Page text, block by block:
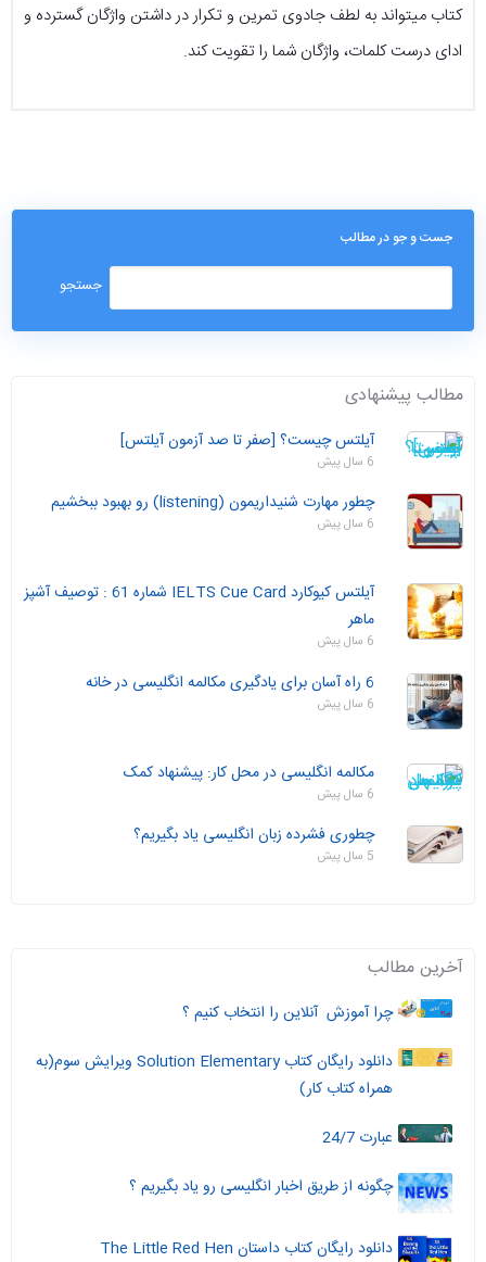
کتاب میتواند به لطف جادوی تمرین و تکرار در داشتن واژگان گسترده و
ادای درست کلمات، واژگان شما را تقویت کند.
جست و جو در مطالب
مطالب پیشنهادی
آیلتس چیست؟ [صفر تا صد آزمون آیلتس]
6 سال پیش
چطور مهارت شنیداریمون (listening) رو بهبود ببخشیم
6 سال پیش
آیلتس کیوکارد IELTS Cue Card شماره 61 : توصیف آشپز
ماهر
6 سال پیش
6 راه آسان برای یادگیری مکالمه انگلیسی در خانه
6 سال پیش
مکالمه انگلیسی در محل کار: پیشنهاد کمک
6 سال پیش
چطوری فشرده زبان انگلیسی یاد بگیریم؟
5 سال پیش
آخرین مطالب
چرا آموزش آنلاین را انتخاب کنیم ؟
دانلود رایگان کتاب Solution Elementary ویرایش سوم(به
همراه کتاب کار)
عبارت 24/7
چگونه از طریق اخبار انگلیسی رو یاد بگیریم ؟
دانلود رایگان کتاب داستان The Little Red Hen